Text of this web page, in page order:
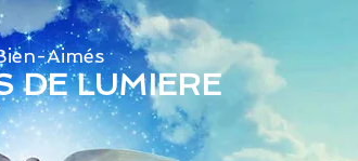
Aimés
DE LUMIERE